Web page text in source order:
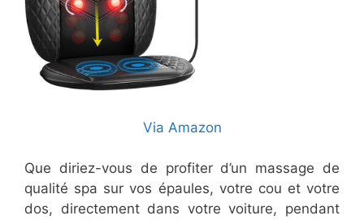
Via Amazon
Que diriez-vous de profiter d’un massage de
qualité spa sur vos épaules, votre cou et votre
dos, directement dans votre voiture, pendant